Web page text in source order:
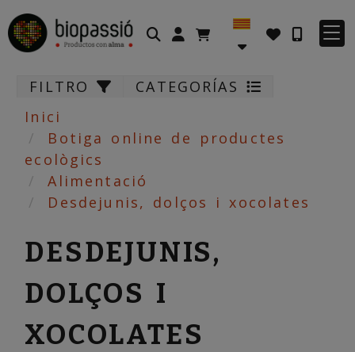
Identifícat
FILTRO
CATEGORÍAS
Inici
Botiga online de productes
ecològics
Alimentació
Desdejunis, dolços i xocolates
DESDEJUNIS,
DOLÇOS I
XOCOLATES